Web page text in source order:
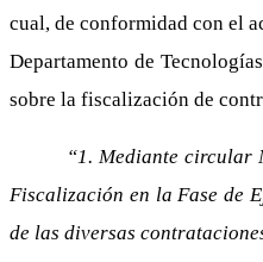
cual, de conformidad con el
Departamento de
sobre la fiscalización de
“1. Mediante circular
Fiscalización en la Fase de
de las diversas